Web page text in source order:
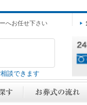
へお任せ下さい
談できます